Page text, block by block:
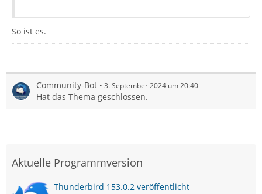
So ist es.
Community-Bot 3. September 2024 um 20:40
Hat das Thema geschlossen.
Aktuelle Programmversion
Thunderbird 153.0.2 veröffentlicht